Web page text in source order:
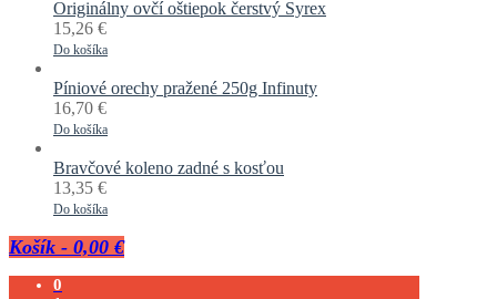
Originálny ovčí oštiepok čerstvý Syrex
15,26 €
Do košíka
Píniové orechy pražené 250g Infinuty
16,70 €
Do košíka
Bravčové koleno zadné s kosťou
13,35 €
Do košíka
Košík - 0,00 €
0